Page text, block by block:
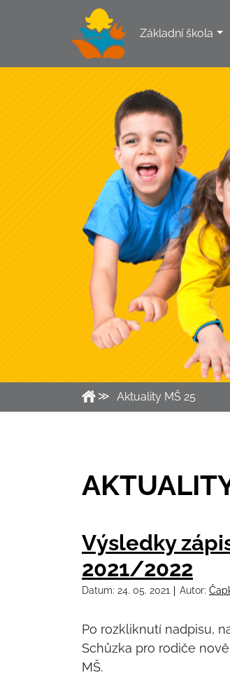
Základní škola
Aktuality MŠ 25
Výsledky
2021/2022
Datum: 24. 05. 2021 Autor:
Po rozkliknutí nadpisu,
Schůzka pro rodiče
MŠ.